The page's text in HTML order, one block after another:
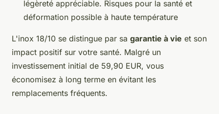
légèreté appréciable. Risques pour la santé et
déformation possible à haute température
L'inox 18/10 se distingue par sa garantie à vie et son
impact positif sur votre santé. Malgré un
investissement initial de 59,90 EUR, vous
économisez à long terme en évitant les
remplacements fréquents.